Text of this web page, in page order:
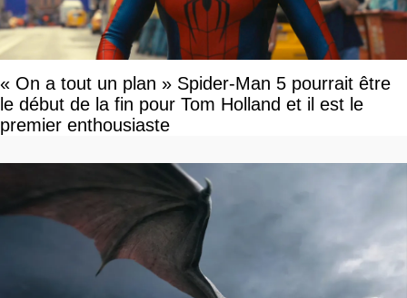
« On a tout un plan » Spider-Man 5 pourrait être
le début de la fin pour Tom Holland et il est le
premier enthousiaste